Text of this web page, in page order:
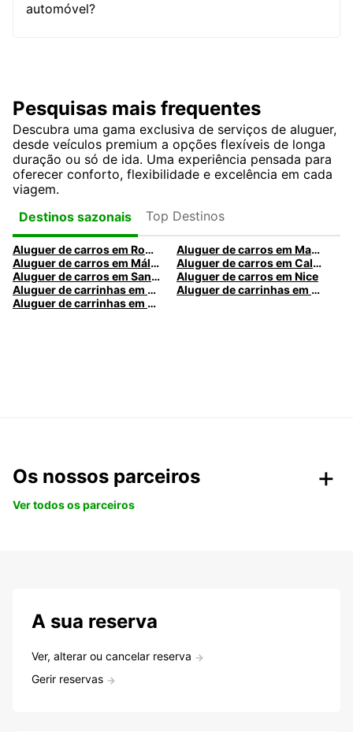
automóvel?
Pesquisas mais frequentes
Descubra uma gama exclusiva de serviços de aluguer,
desde veículos premium a opções flexíveis de longa
duração ou só de ida. Uma experiência pensada para
oferecer conforto, flexibilidade e excelência em cada
viagem.
Destinos sazonais
Top Destinos
Aluguer de carros em Roma
Aluguer de carros em Madrid
Aluguer de carros em Málaga
Aluguer de carros em Caldas da Rainha
Aluguer de carros em Santa Maria da Feira
Aluguer de carros em Nice
Aluguer de carrinhas em Nice
Aluguer de carrinhas em Santa Maria da Feira
Aluguer de carrinhas em Caldas da Rainha
Os nossos parceiros
Ver todos os parceiros
A sua reserva
Ver, alterar ou cancelar reserva
Gerir reservas